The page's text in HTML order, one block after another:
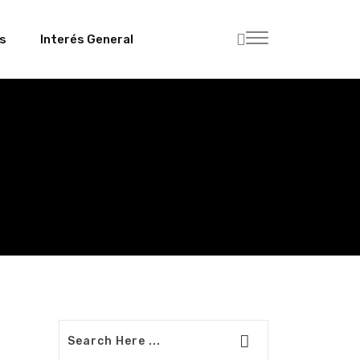
Interés General